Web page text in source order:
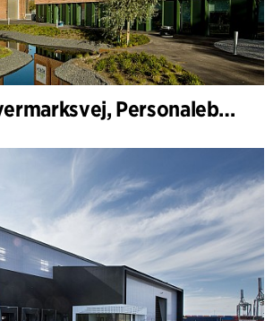
HOFOR Kløvermarksvej, Personalebygning & Pumpestation